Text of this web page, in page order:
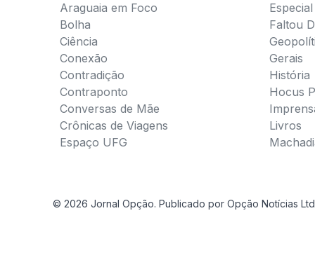
Araguaia em Foco
Bolha
Ciência
Conexão
Contradição
Contraponto
Conversas de Mãe
Crônicas de Viagens
Espaço UFG
Faltou
Gerais
História
Hocus
Livros
© 2026 Jornal Opção. Publicado por Opção Notícias